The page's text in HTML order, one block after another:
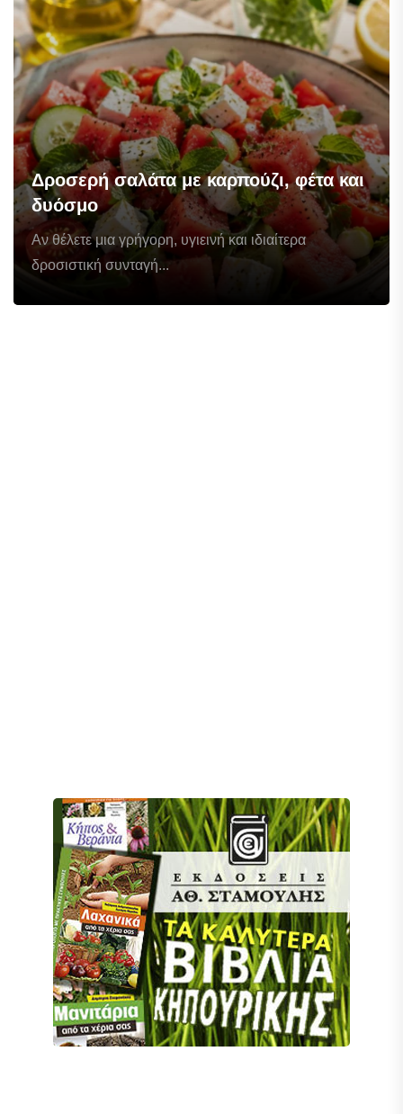
Δροσερή σαλάτα με καρπούζι, φέτα και
δυόσμο
Αν θέλετε μια γρήγορη, υγιεινή και ιδιαίτερα
δροσιστική συνταγή...